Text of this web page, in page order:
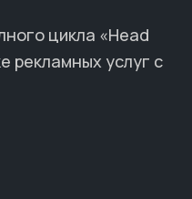
цикла «Head
рекламных услуг с